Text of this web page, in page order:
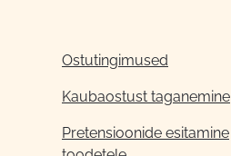
Ostutingimused
Kaubaostust taganemine
Pretensioonide esitamine